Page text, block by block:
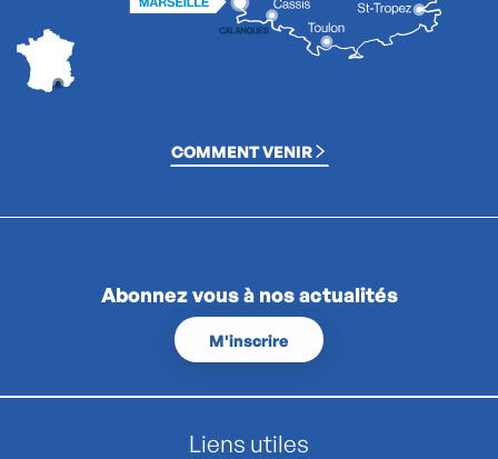
COMMENT VENIR
Abonnez vous à nos actualités
M'inscrire
Liens utiles